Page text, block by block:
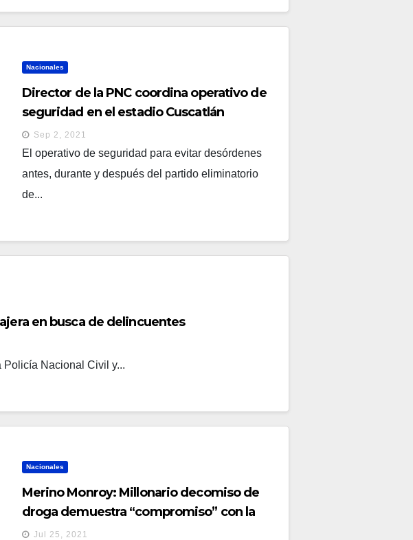
Nacionales
Director de la PNC coordina operativo de
seguridad en el estadio Cuscatlán
Sep 2, 2021
El operativo de seguridad para evitar desórdenes
antes, durante y después del partido eliminatorio
de...
en busca de delincuentes
Policía Nacional Civil y...
Nacionales
Merino Monroy: Millonario decomiso de
droga demuestra “compromiso” con la
comunidad Internacional en la lucha contra
Jul 25, 2021